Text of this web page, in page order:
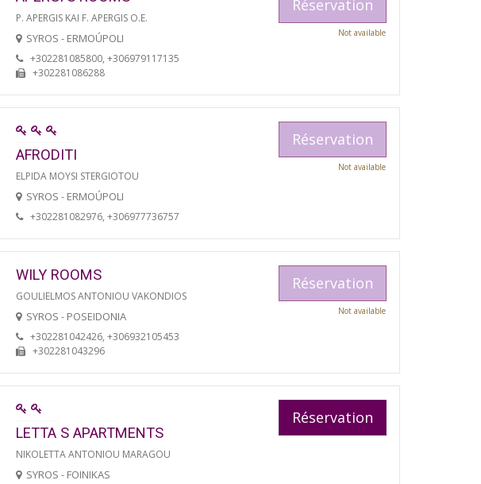
P. APERGIS KAI F. APERGIS O.E.
SYROS - ERMOÚPOLI
+302281085800, +306979117135
+302281086288
Réservation
Not available
AFRODITI
ELPIDA MOYSI STERGIOTOU
SYROS - ERMOÚPOLI
+302281082976, +306977736757
Réservation
Not available
WILY ROOMS
GOULIELMOS ANTONIOU VAKONDIOS
SYROS - POSEIDONIA
+302281042426, +306932105453
+302281043296
Réservation
Not available
LETTA S APARTMENTS
NIKOLETTA ANTONIOU MARAGOU
SYROS - FOINIKAS
Réservation